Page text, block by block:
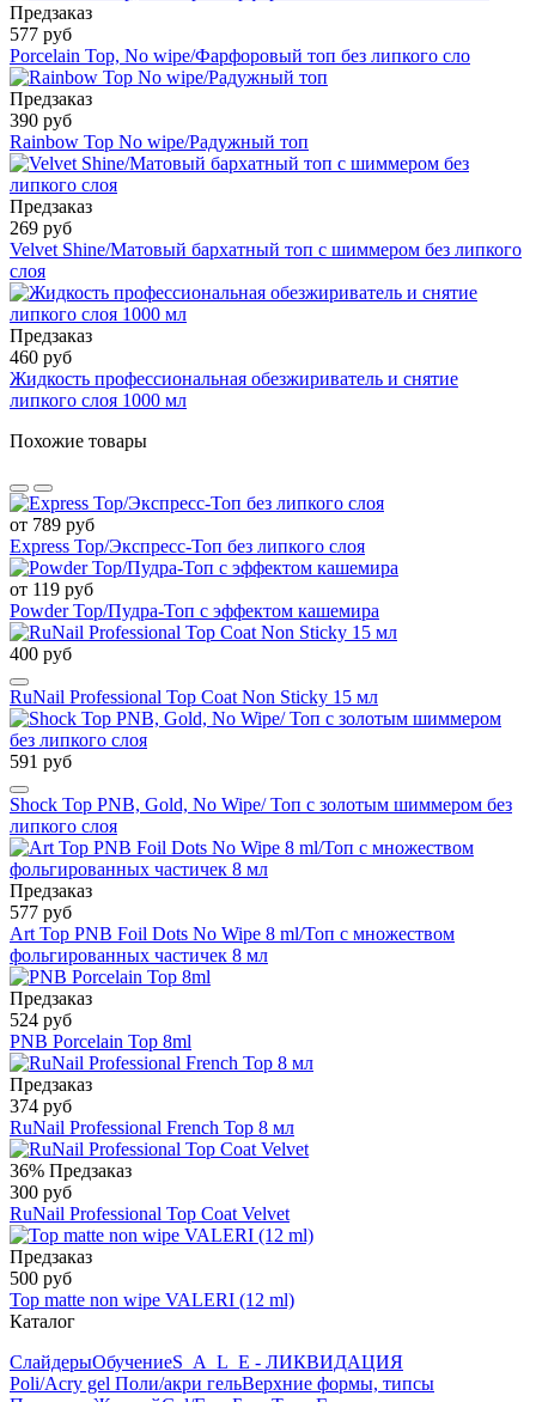
Предзаказ
577 руб
Porcelain Top, No wipe/Фарфоровый топ без липкого сло
Предзаказ
390 руб
Rainbow Top No wipe/Радужный топ
Предзаказ
269 руб
Velvet Shine/Матовый бархатный топ с шиммером без липкого
слоя
Предзаказ
460 руб
Жидкость профессиональная обезжириватель и снятие
липкого слоя 1000 мл
Похожие товары
от 789 руб
Express Top/Экспресс-Топ без липкого слоя
от 119 руб
Powder Top/Пудра-Топ с эффектом кашемира
400 руб
RuNail Professional Top Coat Non Sticky 15 мл
591 руб
Shock Top PNB, Gold, No Wipe/ Топ с золотым шиммером без
липкого слоя
Предзаказ
577 руб
Art Top PNB Foil Dots No Wipe 8 ml/Топ с множеством
фольгированных частичек 8 мл
Предзаказ
524 руб
PNB Porcelain Top 8ml
Предзаказ
374 руб
RuNail Professional French Top 8 мл
36% Предзаказ
300 руб
RuNail Professional Top Coat Velvet
Предзаказ
500 руб
Top matte non wipe VALERI (12 ml)
Каталог
СлайдерыОбучениеS_A_L_E - ЛИКВИДАЦИЯ
Poli/Acry gel Поли/акри гельВерхние формы, типсы